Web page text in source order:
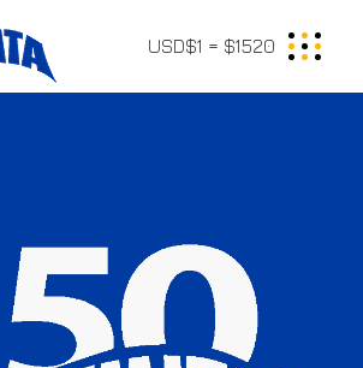
USD$1 = $1520